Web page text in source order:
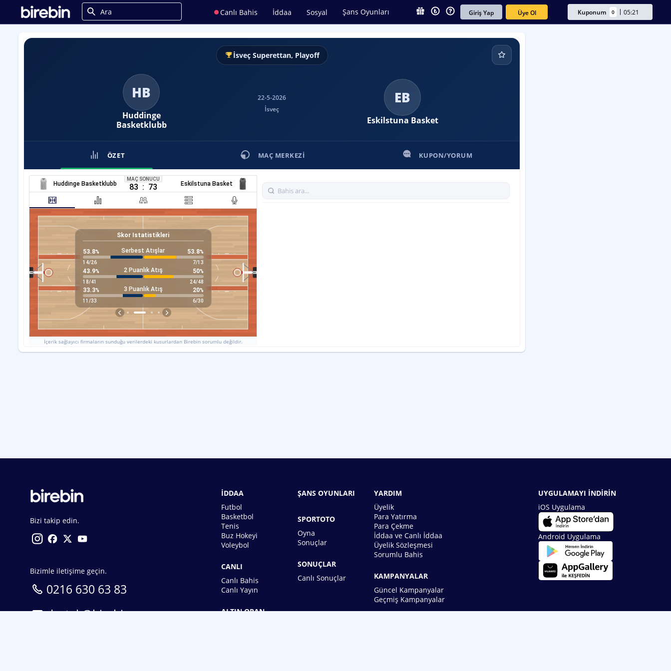
Canlı Bahis İddaa Sosyal Şans Oyunları Giriş Yap Üye Ol Kuponum 0 05:21
İsveç Superettan, Playoff
HB
Huddinge
Basketklubb
22-5-2026
İsveç
EB
Eskilstuna Basket
ÖZET MAÇ MERKEZI KUPON/YORUM
Huddinge Basketklubb
MAÇ SONUCU
83 : 73 Eskilstuna Basket
Skor Istatistikleri
Serbest Atışlar
53.8%
14/26
53.8%
7/13
2 Puanlık Atış
43.9%
18/41
50%
24/48
3 Puanlık Atış
33.3%
11 /33
20%
6/30
22
55
4
İçerik sağlayıcı firmaların sunduğu verilerdeki kusurlardan Birebin sorumlu değildir.
Bizi takip edin.
Bizimle iletişime geçin.
0216 630 63 83
destek@birebin.com
İDDAA
Futbol
Basketbol
Tenis
Buz Hokeyi
Voleybol
CANLI
Canlı Bahis
Canlı Yayın
ALTIN ORAN
ŞANS OYUNLARI
SPORTOTO
Oyna
Sonuçlar
SONUÇLAR
Canlı Sonuçlar
YARDIM
Üyelik
Para Yatırma
Para Çekme
İddaa ve Canlı İddaa
Üyelik Sözleşmesi
Sorumlu Bahis
KAMPANYALAR
Güncel Kampanyalar
Geçmiş Kampanyalar
UYGULAMAYI İNDİRİN
iOS Uygulama
Android Uygulama